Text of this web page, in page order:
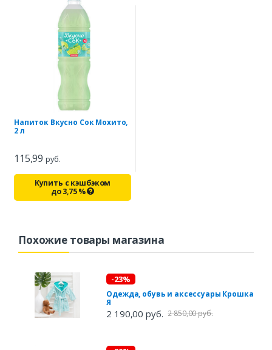
Напиток Вкусно Сок Мохито,
2 л
115,99 руб.
Купить с кэшбэком
до3,75%
Похожие товары магазина
-23%
Одежда, обувь и аксессуары Крошка
Я
2 190,00 руб. 2 850,00 руб.